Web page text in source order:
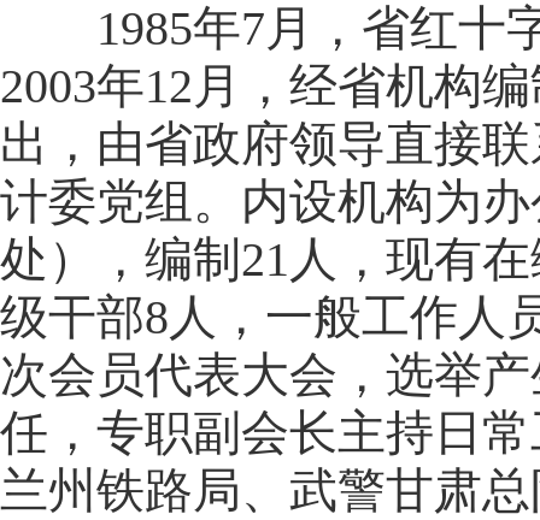
1985年7月，省红十
2003年12月，经省机构
出，由省政府领导直接
计委党组。内设机构为
处），编制21人，现有
级干部8人，一般工作人
次会员代表大会，选举
任，专职副会长主持日
兰州铁路局、武警甘肃